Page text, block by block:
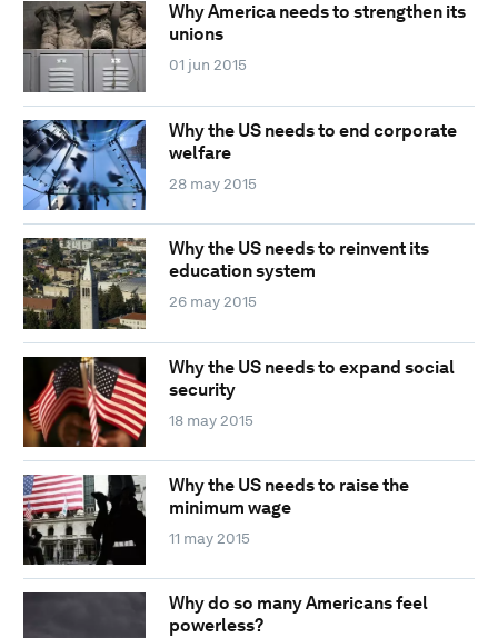
Why America needs to strengthen its
unions
01 jun 2015
Why the US needs to end corporate
welfare
28 may 2015
Why the US needs to reinvent its
education system
26 may 2015
Why the US needs to expand social
security
18 may 2015
Why the US needs to raise the
minimum wage
11 may 2015
Why do so many Americans feel
powerless?